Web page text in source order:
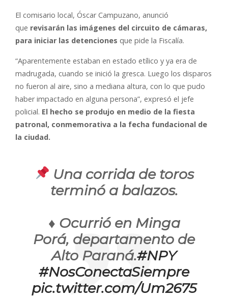
El comisario local, Óscar Campuzano, anunció
que revisarán las imágenes del circuito de cámaras,
para iniciar las detenciones que pide la Fiscalía.
“Aparentemente estaban en estado etílico y ya era de
madrugada, cuando se inició la gresca. Luego los disparos
no fueron al aire, sino a mediana altura, con lo que pudo
haber impactado en alguna persona”, expresó el jefe
policial. El hecho se produjo en medio de la fiesta
patronal, conmemorativa a la fecha fundacional de
la ciudad.
Una corrida de toros
terminó a balazos.
♦️ Ocurrió en Minga
Porá, departamento de
Alto Paraná.#NPY
#NosConectaSiempre
pic.twitter.com/Um2675